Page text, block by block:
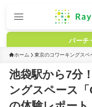
バーチ
ホーム 東京のコワーキングスペ
池袋駅から7分
ングスペース「